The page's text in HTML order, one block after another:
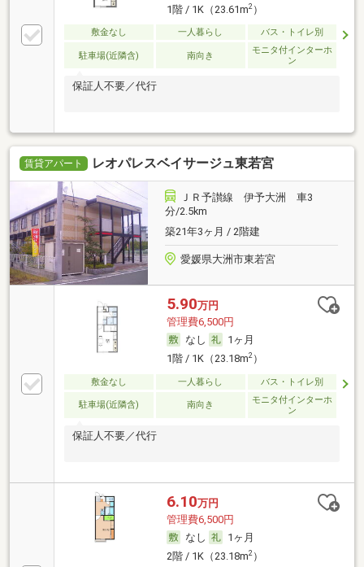
1階 / 1K（23.61m2）
敷金なし 一人暮らし バス・トイレ別
駐車場(近隣含) 南向き
モニタ付インターホ
ン
保証人不要／代行
賃貸アパート レオパレスベイサージュ東若宮
ＪＲ予讃線 伊予大洲 車3
分/2.5km
築21年3ヶ月 / 2階建
愛媛県大洲市東若宮
5.90万円
管理費6,500円
なし
1ヶ月
1階 / 1K（23.18m2）
敷金なし 一人暮らし バス・トイレ別
駐車場(近隣含) 南向き
モニタ付インターホ
ン
保証人不要／代行
6.10万円
管理費6,500円
なし
1ヶ月
2階 / 1K（23.18m2）